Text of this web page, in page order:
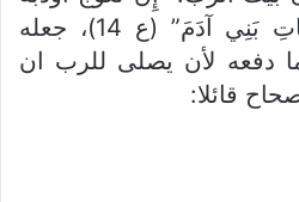
بِقَضِيبِ النَّاسِ وَبِضَرَبَاتِ بَنِي آدَمَ” (ع 14)، جعله
دفعه لأن يصلى للرب ان
قائلا: